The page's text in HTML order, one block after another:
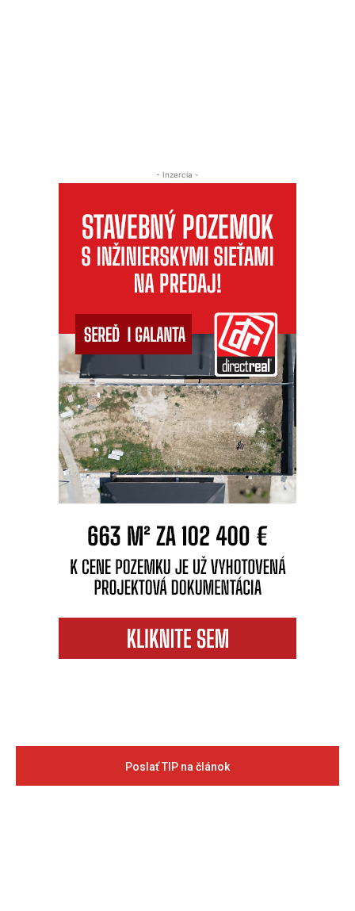
- Inzercia -
Poslať TIP na článok